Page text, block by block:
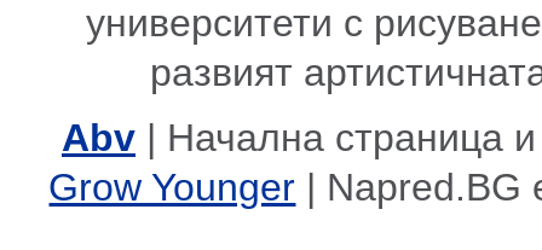
университети с
развият
Abv | Начална страница
Grow Younger | Napred.BG